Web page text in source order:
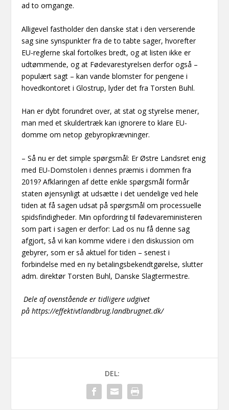
ad to omgange.
Alligevel fastholder den danske stat i den verserende
sag sine synspunkter fra de to tabte sager, hvorefter
EU-reglerne skal fortolkes bredt, og at listen ikke er
udtømmende, og at Fødevarestyrelsen derfor også –
populært sagt – kan vande blomster for pengene i
hovedkontoret i Glostrup, lyder det fra Torsten Buhl.
Han er dybt forundret over, at stat og styrelse mener,
man med et skuldertræk kan ignorere to klare EU-
domme om netop gebyropkrævninger.
– Så nu er det simple spørgsmål: Er Østre Landsret enig
med EU-Domstolen i dennes præmis i dommen fra
2019? Afklaringen af dette enkle spørgsmål formår
staten øjensynligt at udsætte i det uendelige ved hele
tiden at få sagen udsat på spørgsmål om processuelle
spidsfindigheder. Min opfordring til fødevareministeren
som part i sagen er derfor: Lad os nu få denne sag
afgjort, så vi kan komme videre i den diskussion om
gebyrer, som er så aktuel for tiden – senest i
forbindelse med en ny betalingsbekendtgørelse, slutter
adm. direktør Torsten Buhl, Danske Slagtermestre.
Dele af ovenstående er tidligere udgivet
på https://effektivtlandbrug.landbrugnet.dk/
DEL: